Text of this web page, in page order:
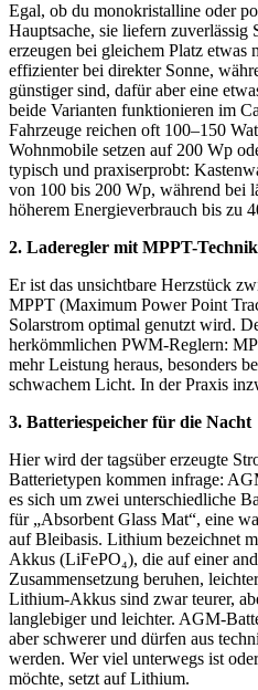
Egal, ob du monokristalline oder
Hauptsache, sie liefern
erzeugen bei gleichem Platz etwas
effizienter bei direkter Sonne,
günstiger sind, dafür aber eine
beide Varianten funktionieren im
Fahrzeuge reichen oft 100–150
Wohnmobile setzen auf 200 Wp
typisch und praxiserprobt:
von 100 bis 200 Wp, während bei
höherem Energieverbrauch bis zu
2. Laderegler mit MPPT-Technik
Er ist das unsichtbare Herzstück
MPPT (Maximum Power Point
Solarstrom optimal genutzt wird.
herkömmlichen PWM-Reglern:
mehr Leistung heraus, besonders
schwachem Licht. In der Praxis
3. Batteriespeicher für die Nacht
Hier wird der tagsüber erzeugte
Batterietypen kommen infrage:
es sich um zwei unterschiedliche
für „Absorbent Glass Mat“, eine
auf Bleibasis. Lithium bezeichnet
Akkus (LiFePO₄), die auf einer
Zusammensetzung beruhen,
Lithium-Akkus sind zwar teurer,
langlebiger und leichter. AGM-
aber schwerer und dürfen aus
werden. Wer viel unterwegs ist
möchte, setzt auf Lithium.